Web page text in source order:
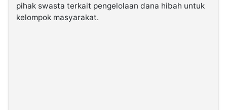
pihak swasta terkait pengelolaan dana hibah untuk
kelompok masyarakat.